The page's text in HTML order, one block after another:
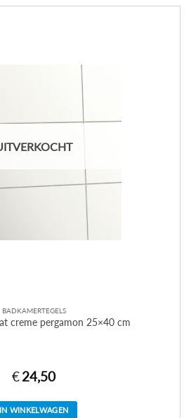
BADKAMERTEGELS
creme pergamon 25×40 cm
€24,50
IN WINKELWAGEN